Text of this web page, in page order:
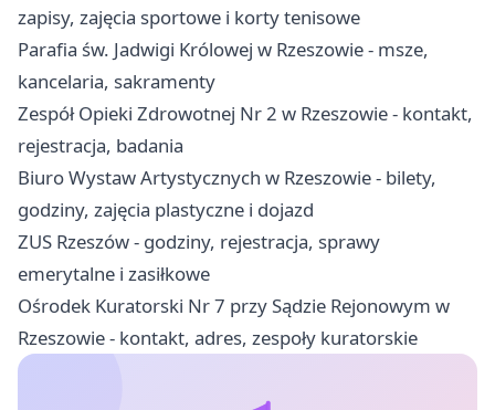
zapisy, zajęcia sportowe i korty tenisowe
Parafia św. Jadwigi Królowej w Rzeszowie - msze,
kancelaria, sakramenty
Zespół Opieki Zdrowotnej Nr 2 w Rzeszowie - kontakt,
rejestracja, badania
Biuro Wystaw Artystycznych w Rzeszowie - bilety,
godziny, zajęcia plastyczne i dojazd
ZUS Rzeszów - godziny, rejestracja, sprawy
emerytalne i zasiłkowe
Ośrodek Kuratorski Nr 7 przy Sądzie Rejonowym w
Rzeszowie - kontakt, adres, zespoły kuratorskie